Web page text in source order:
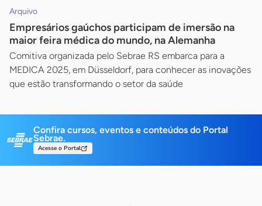
Arquivo
Empresários gaúchos participam de imersão na
maior feira médica do mundo, na Alemanha
Comitiva organizada pelo Sebrae RS embarca para a
MEDICA 2025, em Düsseldorf, para conhecer as inovações
que estão transformando o setor da saúde
Confira cursos, eventos e conteúdos do Portal
Sebrae.
Acesse o Portal